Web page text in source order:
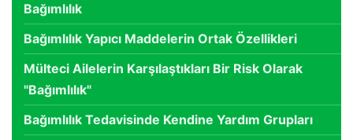
Bağımlılık
Bağımlılık Yapıcı Maddelerin Ortak Özellikleri
Mülteci Ailelerin Karşılaştıkları Bir Risk Olarak
"Bağımlılık"
Bağımlılık Tedavisinde Kendine Yardım Grupları